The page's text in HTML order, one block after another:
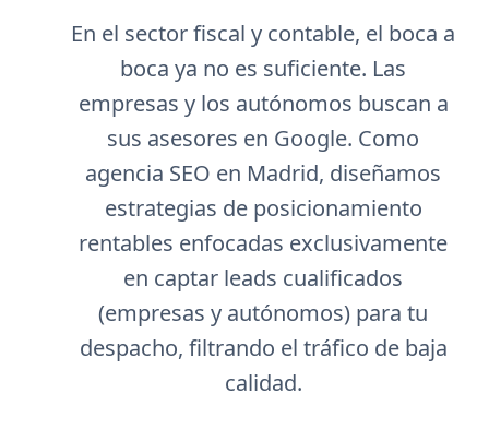
En el sector fiscal y contable, el boca a
boca ya no es suficiente. Las
empresas y los autónomos buscan a
sus asesores en Google. Como
agencia SEO en Madrid, diseñamos
estrategias de posicionamiento
rentables enfocadas exclusivamente
en captar leads cualificados
(empresas y autónomos) para tu
despacho, filtrando el tráfico de baja
calidad.